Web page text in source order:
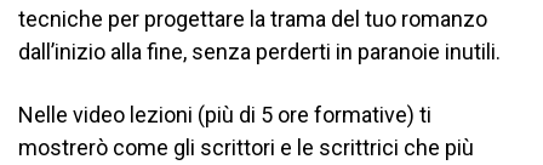
tecniche per progettare la trama del tuo romanzo
dall’inizio alla fine, senza perderti in paranoie inutili.
Nelle video lezioni (più di 5 ore formative) ti
mostrerò come gli scrittori e le scrittrici che più